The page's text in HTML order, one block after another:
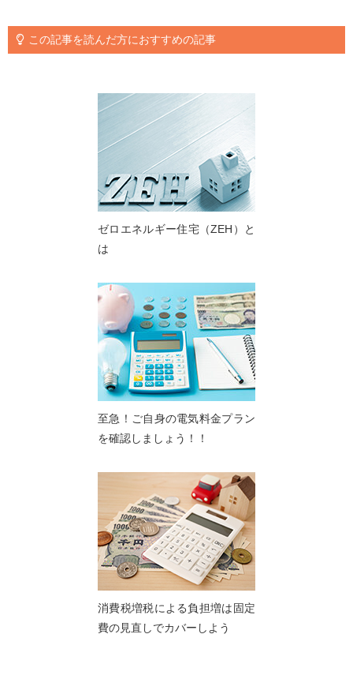
この記事を読んだ方におすすめの記事
ゼロエネルギー住宅（ZEH）と
は
至急！ご自身の電気料金プラン
を確認しましょう！！
消費税増税による負担増は固定
費の見直しでカバーしよう